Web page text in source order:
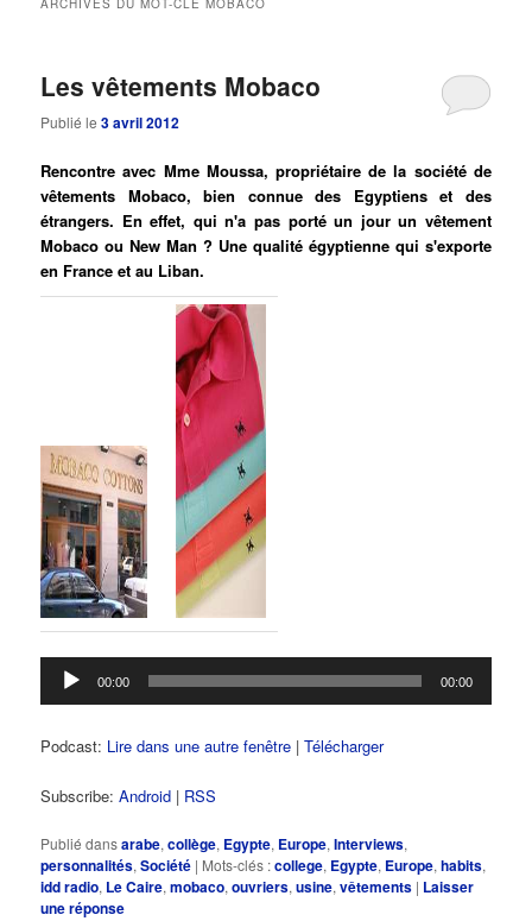
ARCHIVES DU MOT-CLÉMOBACO
Les vêtements Mobaco
Publié le3 avril 2012
Rencontre avec Mme Moussa, propriétaire de la société de
vêtements Mobaco, bien connue des Egyptiens et des
étrangers. En effet, qui n'a pas porté un jour un vêtement
Mobaco ou New Man ? Une qualité égyptienne qui s'exporte
en France et au Liban.
Lecteur
audio
00:00 00:00
Podcast: Lire dans une autre fenêtre |Télécharger
Subscribe:Android | RSS
Publié dansarabe,collège, Egypte, Europe,Interviews,
personnalités,Société | Mots-clés :college, Egypte, Europe,habits,
idd radio, Le Caire,mobaco,ouvriers,usine,vêtements | Laisser
une réponse